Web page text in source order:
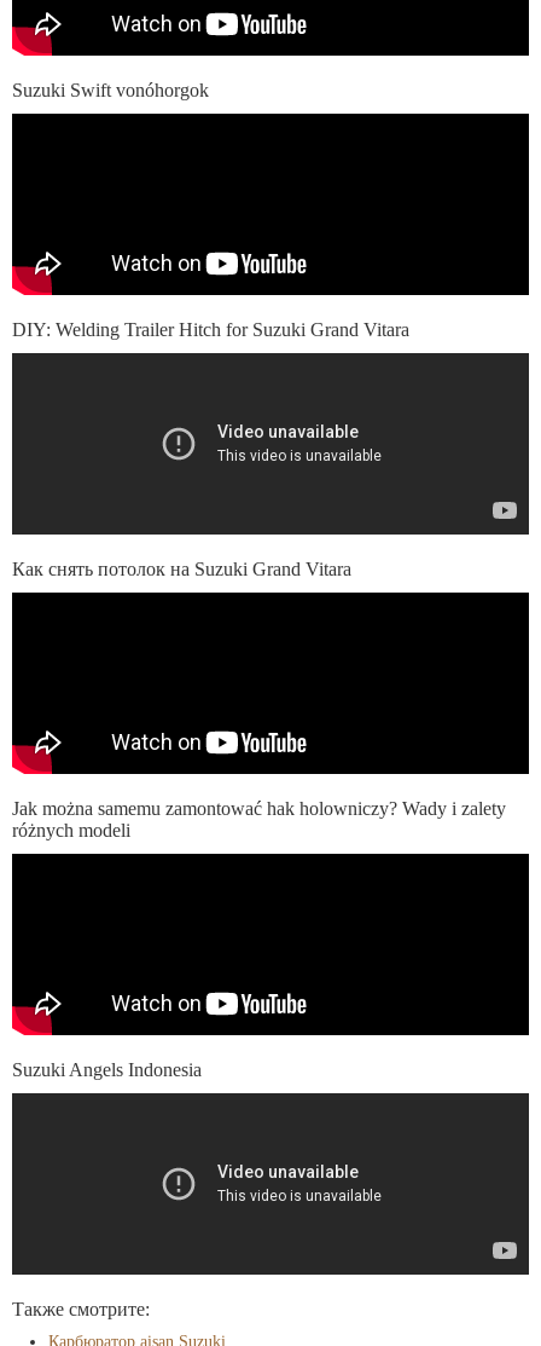
Suzuki Swift vonóhorgok
DIY: Welding Trailer Hitch for Suzuki Grand Vitara
Как снять потолок на Suzuki Grand Vitara
Jak można samemu zamontować hak holowniczy? Wady i zalety
różnych modeli
Suzuki Angels Indonesia
Также смотрите:
Карбюратор aisan Suzuki